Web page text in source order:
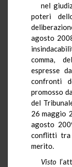
nel
poteri
agosto
comma,
espresse
confronti
promosso
del
26 maggio
agosto
conflitti
merito.
Visto